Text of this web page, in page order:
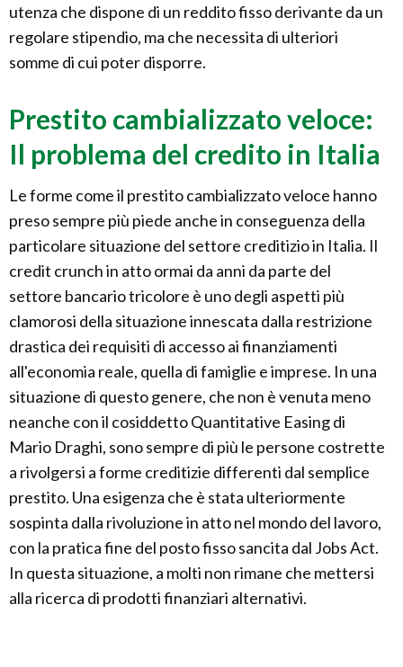
utenza che dispone di un reddito fisso derivante da un
regolare stipendio, ma che necessita di ulteriori
somme di cui poter disporre.
Prestito cambializzato veloce:
Il problema del credito in Italia
Le forme come il prestito cambializzato veloce hanno
preso sempre più piede anche in conseguenza della
particolare situazione del settore creditizio in Italia. Il
credit crunch in atto ormai da anni da parte del
settore bancario tricolore è uno degli aspetti più
clamorosi della situazione innescata dalla restrizione
drastica dei requisiti di accesso ai finanziamenti
all'economia reale, quella di famiglie e imprese. In una
situazione di questo genere, che non è venuta meno
neanche con il cosiddetto Quantitative Easing di
Mario Draghi, sono sempre di più le persone costrette
a rivolgersi a forme creditizie differenti dal semplice
prestito. Una esigenza che è stata ulteriormente
sospinta dalla rivoluzione in atto nel mondo del lavoro,
con la pratica fine del posto fisso sancita dal Jobs Act.
In questa situazione, a molti non rimane che mettersi
alla ricerca di prodotti finanziari alternativi.